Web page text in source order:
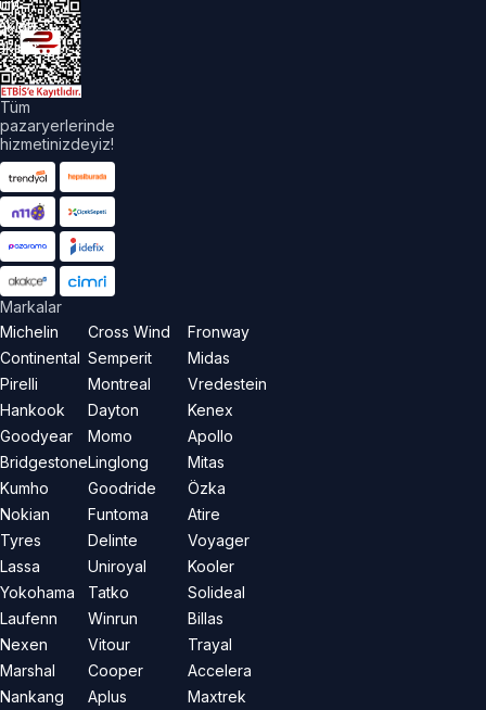
Tüm
pazaryerlerinde
hizmetinizdeyiz!
Markalar
Michelin
Continental
Pirelli
Hankook
Goodyear
Bridgestone
Kumho
Nokian
Tyres
Lassa
Yokohama
Laufenn
Nexen
Marshal
Nankang
Cross Wind
Semperit
Montreal
Dayton
Momo
Linglong
Goodride
Funtoma
Delinte
Uniroyal
Tatko
Winrun
Vitour
Cooper
Aplus
Fronway
Midas
Vredestein
Kenex
Apollo
Mitas
Özka
Atire
Voyager
Kooler
Solideal
Billas
Trayal
Accelera
Maxtrek